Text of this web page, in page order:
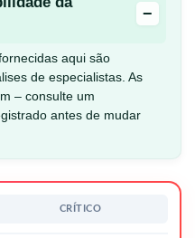
−
aqui são
de especialistas. As
– consulte um
antes de mudar
CRÍTICO